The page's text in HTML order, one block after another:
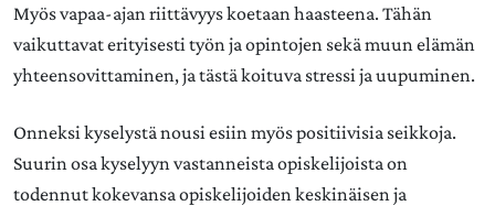
Myös vapaa-ajan riittävyys koetaan haasteena. Tähän
vaikuttavat erityisesti työn ja opintojen sekä muun elämän
yhteensovittaminen, ja tästä koituva stressi ja uupuminen.
Onneksi kyselystä nousi esiin myös positiivisia seikkoja.
Suurin osa kyselyyn vastanneista opiskelijoista on
todennut kokevansa opiskelijoiden keskinäisen ja